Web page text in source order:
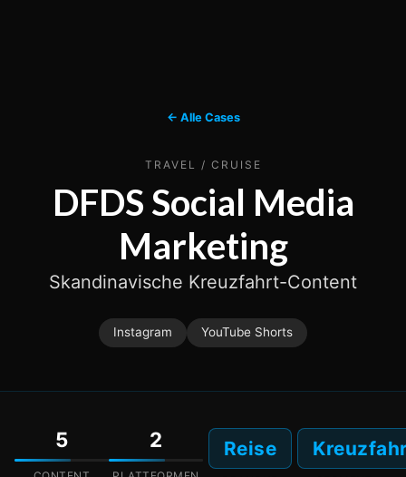
← Alle Cases
TRAVEL / CRUISE
DFDS Social Media
Marketing
Skandinavische Kreuzfahrt-Content
Instagram YouTube Shorts
5 2 Reise